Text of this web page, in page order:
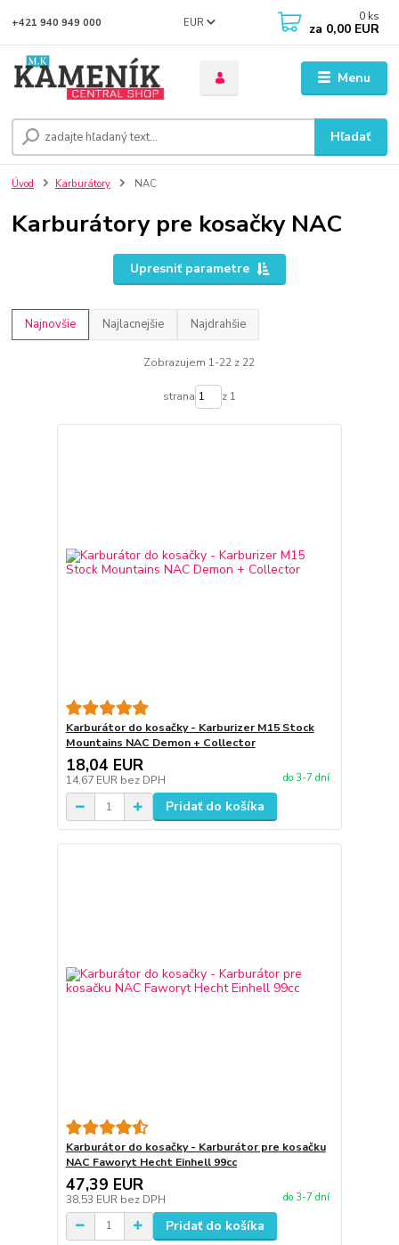
Menu
EUR
Hľadať
+421 940 949 000 0 ks
za 0,00 EUR
Úvod Karburátory NAC
Karburátory pre kosačky NAC
Upresniť parametre
Najnovšie Najlacnejšie Najdrahšie
Zobrazujem 1-22 z 22
strana z 1
Karburátor do kosačky - Karburizer M15 Stock
Mountains NAC Demon + Collector
18,04 EUR
14,67 EUR bez DPH do 3-7 dní
Pridať do košíka
Karburátor do kosačky - Karburátor pre kosačku
NAC Faworyt Hecht Einhell 99cc
47,39 EUR
38,53 EUR bez DPH do 3-7 dní
Pridať do košíka